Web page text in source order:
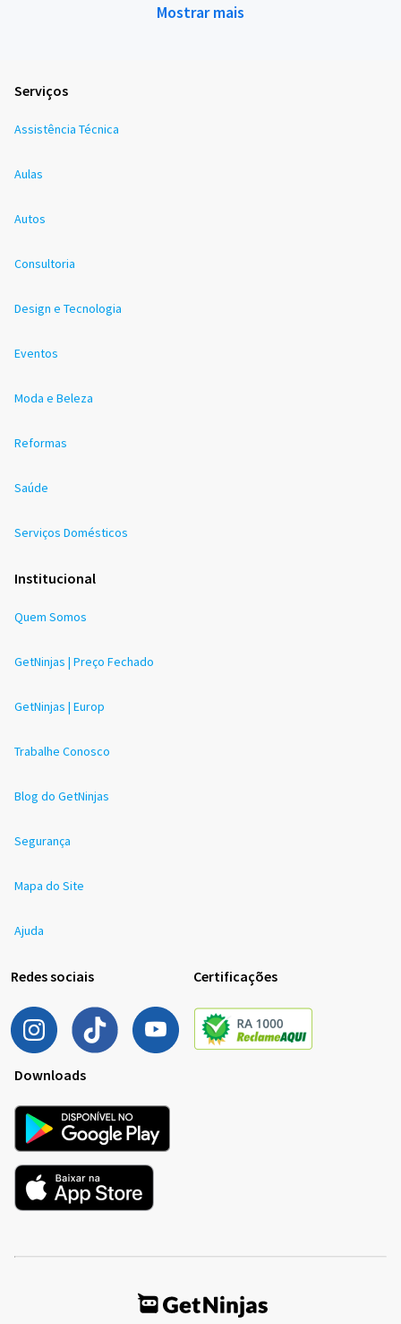
Mostrar mais
Serviços
Assistência Técnica
Aulas
Autos
Consultoria
Design e Tecnologia
Eventos
Moda e Beleza
Reformas
Saúde
Serviços Domésticos
Institucional
Quem Somos
GetNinjas | Preço Fechado
GetNinjas | Europ
Trabalhe Conosco
Blog do GetNinjas
Segurança
Mapa do Site
Ajuda
Redes sociais Certificações
Downloads